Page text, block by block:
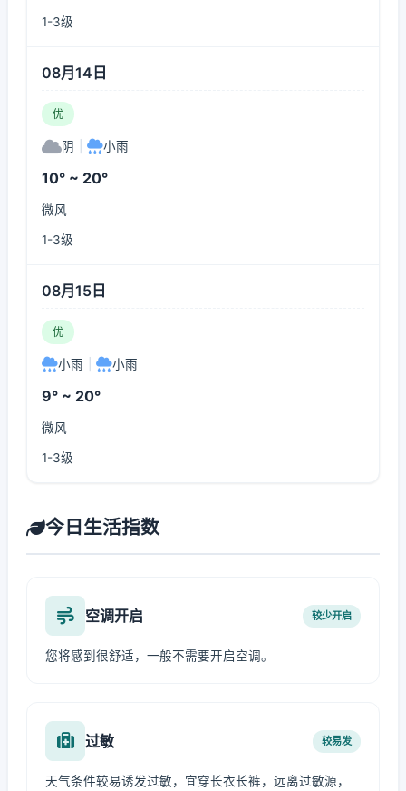
1-3级
08月14日
优
阴 小雨
10° ~ 20°
微风
1-3级
08月15日
优
小雨 小雨
9° ~ 20°
微风
1-3级
今日生活指数
空调开启 较少开启
您将感到很舒适，一般不需要开启空调。
过敏 较易发
天气条件较易诱发过敏，宜穿长衣长裤，远离过敏源，